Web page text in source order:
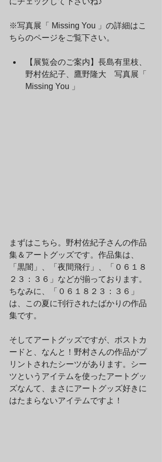
※写真展「 Missing You 」の詳細はこ
ちらのページをご覧下さい。
【展覧会のご案内】長島有里枝、
野村佐紀子、鷹野隆大　写真展「
Missing You 」
まずはこちら。野村佐紀子さんの作品
集＆アートグッズです。作品集は、
「黒闇」、「夜間飛行」、「０６１８
２３：３６」などが揃っております。
ちなみに、「０６１８２３：３６」
は、この夏に刊行されたばかりの作品
集です。
そしてアートグッズですが、ポストカ
ードと、なんと！野村さんの作品がプ
リントされたシーツがあります。シー
ツというアイテムを使ったアートグッ
ズなんて、まさにアートグッズ好きに
はたまらないアイテムですよ！